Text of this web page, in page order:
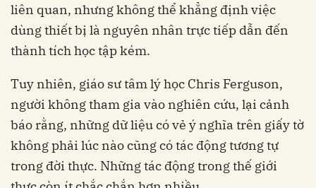
liên quan, nhưng không thể khẳng định việc
dùng thiết bị là nguyên nhân trực tiếp dẫn đến
người không tham gia vào nghiên cứu, lại cảnh
báo rằng, những dữ liệu có vẻ ý nghĩa trên giấy tờ
không phải lúc nào cũng có tác động tương tự
trong đời thực. Những tác động trong thế giới